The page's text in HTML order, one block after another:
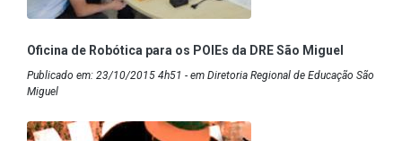
Oficina de Robótica para os POIEs da DRE São Miguel
Publicado em: 23/10/2015 4h51 - em Diretoria Regional de Educação São
Miguel